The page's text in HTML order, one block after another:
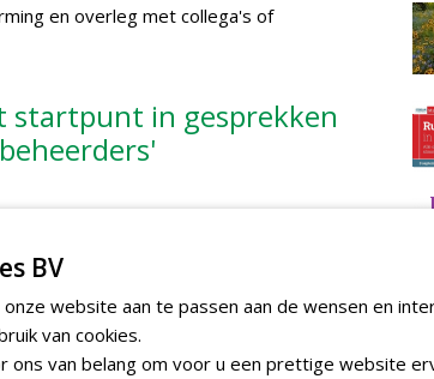
en overleg met collega's of
startpunt in gesprekken
waardevol. Het is een instrument dat op
ideeën worden verkend en inspiratie
Designer App
de Flower Designer App het ontwerp
BV
website aan te passen aan de wensen en
van cookies.
ons van belang om voor u een prettige website